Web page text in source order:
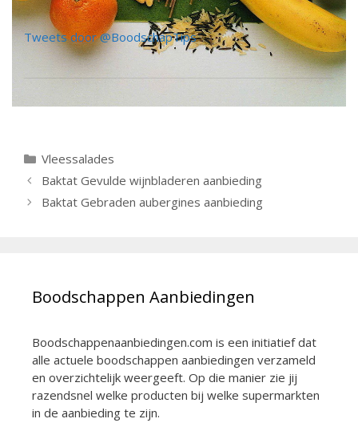
Tweets door @BoodschapTips
Categorieën
Vleessalades
Berichtnavigatie
Baktat Gevulde wijnbladeren aanbieding
Baktat Gebraden aubergines aanbieding
Boodschappen Aanbiedingen
Boodschappenaanbiedingen.com is een initiatief dat
alle actuele boodschappen aanbiedingen verzameld
en overzichtelijk weergeeft. Op die manier zie jij
razendsnel welke producten bij welke supermarkten
in de aanbieding te zijn.